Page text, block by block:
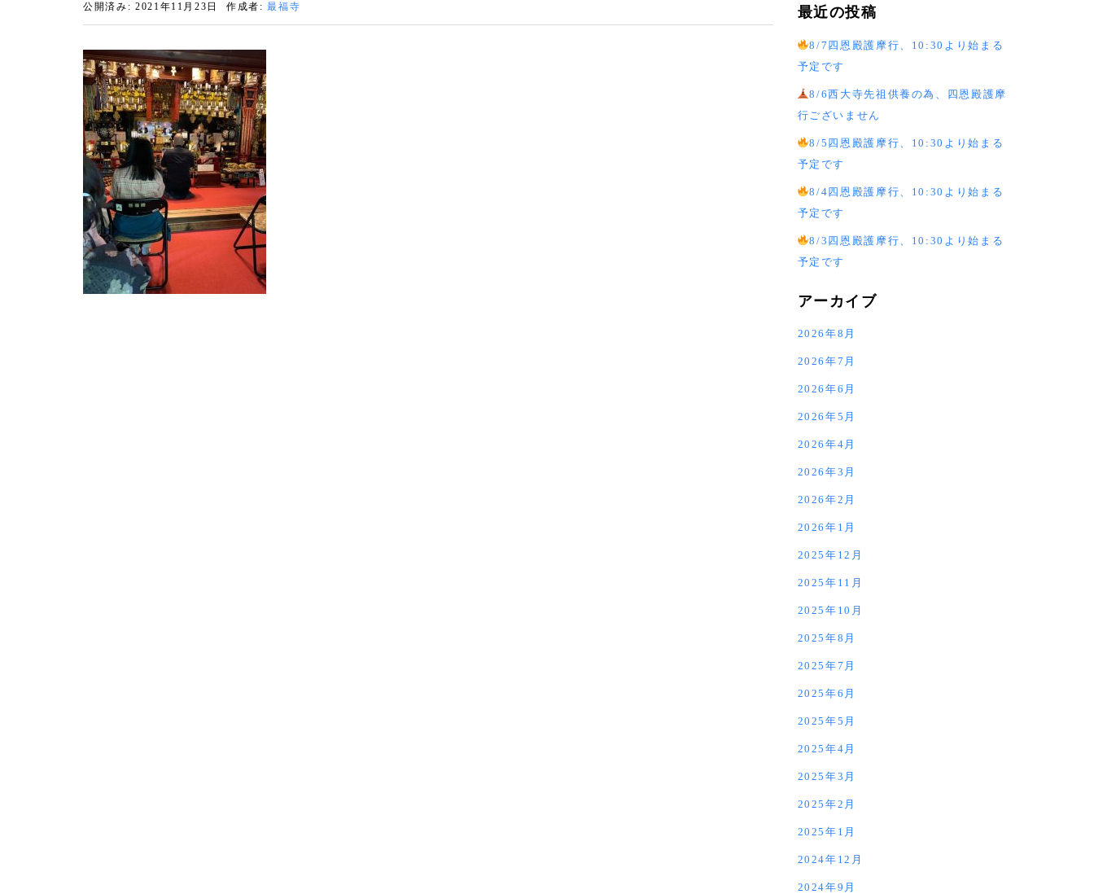
公開済み: 2021年11月23日 作成者:最福寺 最近の投稿
8/7四恩殿護摩行、10:30より始まる
予定です
8/6西大寺先祖供養の為、四恩殿護摩
行ございません
8/5四恩殿護摩行、10:30より始まる
予定です
8/4四恩殿護摩行、10:30より始まる
予定です
8/3四恩殿護摩行、10:30より始まる
予定です
アーカイブ
2026年8月
2026年7月
2026年6月
2026年5月
2026年4月
2026年3月
2026年2月
2026年1月
2025年12月
2025年11月
2025年10月
2025年8月
2025年7月
2025年6月
2025年5月
2025年4月
2025年3月
2025年2月
2025年1月
2024年12月
2024年9月